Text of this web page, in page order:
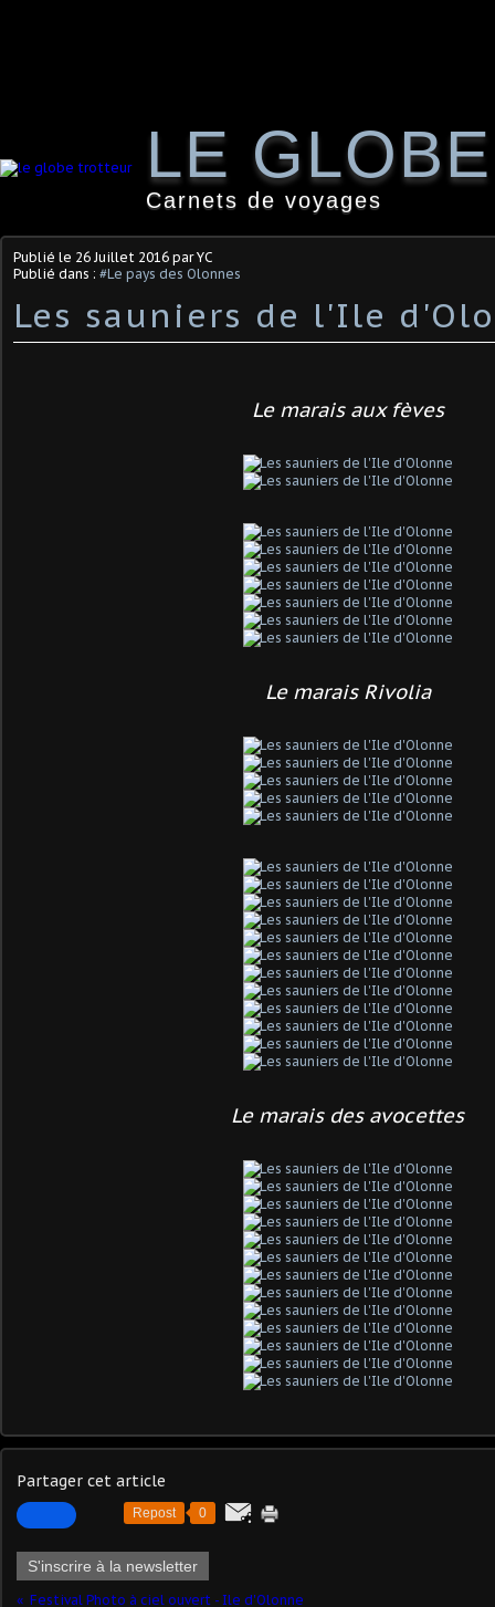
LE
Carnets de voyages
Publié le 26 Juillet 2016 par YC
Publié dans : #Le pays des Olonnes
Les sauniers de l'Ile
Le marais aux fèves
Le marais Rivolia
Le marais des avocettes
Partager cet article
Repost 0
S'inscrire à la newsletter
Festival Photo à ciel ouvert - Ile d'Olonne